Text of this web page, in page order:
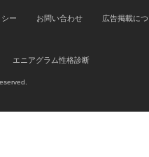
ー お問い合わせ 広告掲載に
エニアグラム性格診断